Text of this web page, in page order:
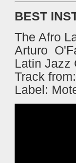
BEST
The Afro
Arturo
Latin Jazz
Track from:
Label: